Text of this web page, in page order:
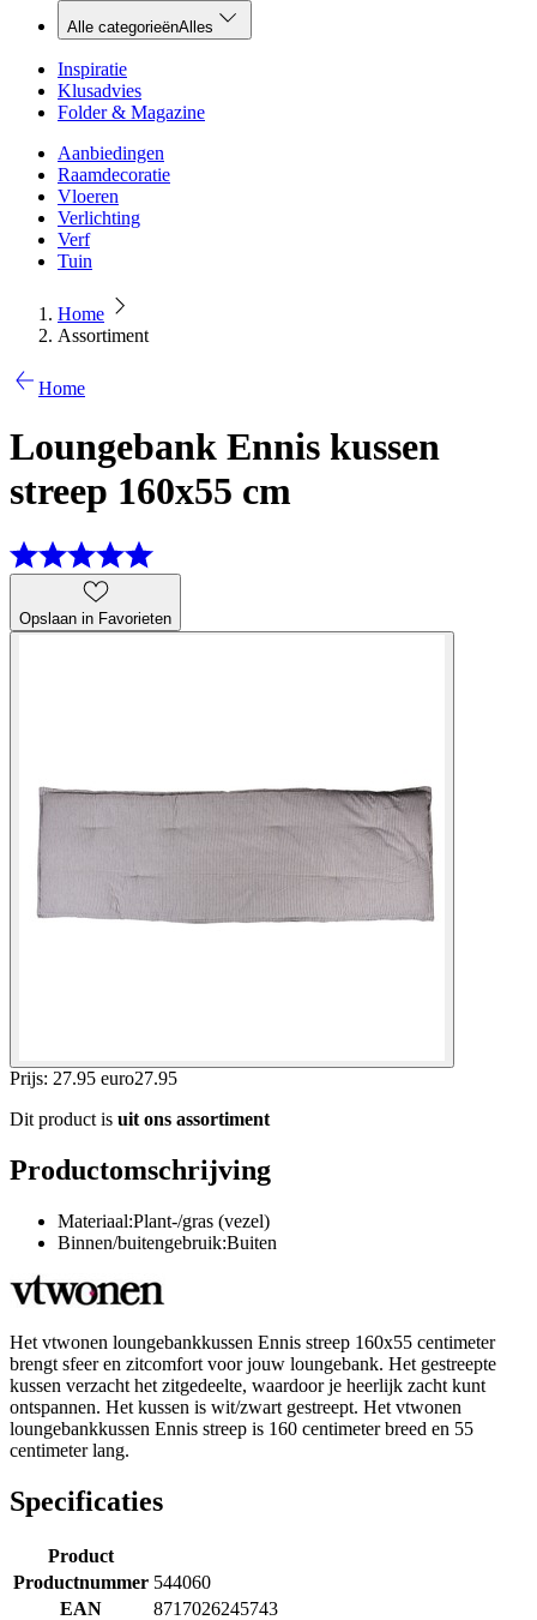
Alle categorieënAlles
Inspiratie
Klusadvies
Folder & Magazine
Aanbiedingen
Raamdecoratie
Vloeren
Verlichting
Verf
Tuin
Home
Assortiment
Home
Loungebank Ennis kussen
streep 160x55 cm
Opslaan in Favorieten
Prijs: 27.95 euro27.95
Dit product is uit ons assortiment
Productomschrijving
Materiaal:Plant-/gras (vezel)
Binnen/buitengebruik:Buiten
Het vtwonen loungebankkussen Ennis streep 160x55 centimeter
brengt sfeer en zitcomfort voor jouw loungebank. Het gestreepte
kussen verzacht het zitgedeelte, waardoor je heerlijk zacht kunt
ontspannen. Het kussen is wit/zwart gestreept. Het vtwonen
loungebankkussen Ennis streep is 160 centimeter breed en 55
centimeter lang.
Specificaties
Product
Productnummer 544060
EAN
8717026245743